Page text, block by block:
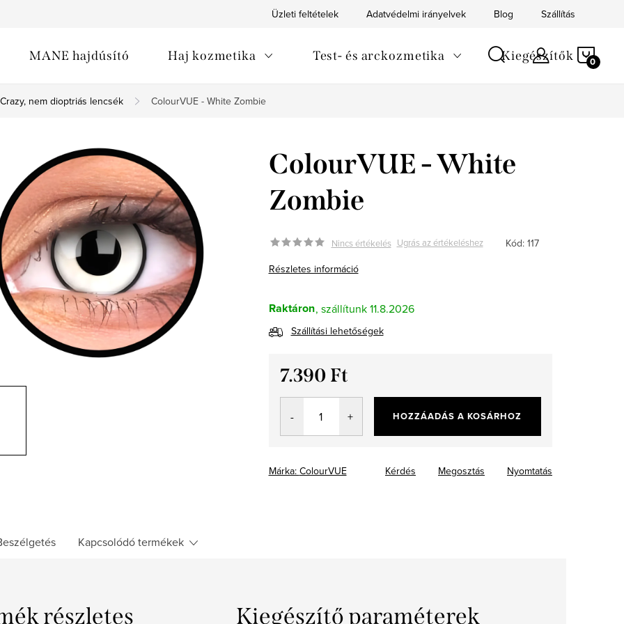
Üzleti feltételek Adatvédelmi irányelvek Blog Szállítás
MANE hajdúsító Haj kozmetika Test- és arckozmetika Kiegészítők
Crazy, nem dioptriás lencsék ColourVUE - White Zombie
ColourVUE - White
Zombie
Nincs értékelés Ugrás az értékeléshez Kód: 117
Részletes információ
Raktáron 11.8.2026
Szállítási lehetőségek
7.390 Ft
Egységár:
HOZZÁADÁS A KOSÁRHOZ
Márka: ColourVUE Nyomtatás
Kérdés Megosztás
Kapcsolódó termékek
részletes
Kiegészítő paraméterek